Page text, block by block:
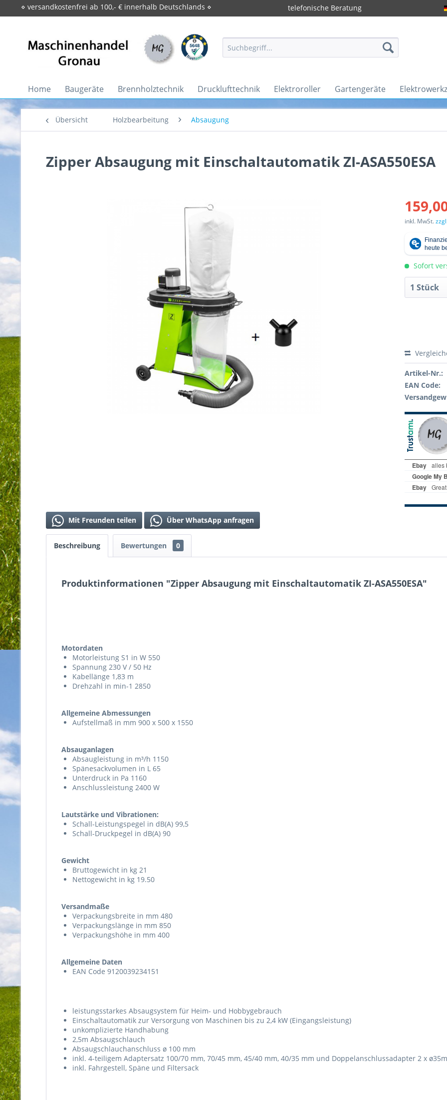
⋄ versandkostenfrei ab 100,- € innerhalb Deutschlands ⋄ telefonische Beratung
Home Baugeräte Brennholztechnik Drucklufttechnik Elektroroller Gartengeräte
Übersicht Holzbearbeitung Absaugung
Zipper Absaugung mit Einschaltautomatik ZI-ASA550ESA
inkl. MwSt.
Sofort
Artikel-Nr.:
EAN Code:
Mit Freunden teilen Über WhatsApp anfragen
Beschreibung Bewertungen 0
Produktinformationen "Zipper Absaugung mit Einschaltautomatik ZI-ASA550ESA"
Motordaten
Motorleistung S1 in W 550
Spannung 230 V / 50 Hz
Kabellänge 1,83 m
Drehzahl in min-1 2850
Allgemeine Abmessungen
Aufstellmaß in mm 900 x 500 x 1550
Absauganlagen
Absaugleistung in m³/h 1150
Spänesackvolumen in L 65
Unterdruck in Pa 1160
Anschlussleistung 2400 W
Lautstärke und Vibrationen:
Schall-Leistungspegel in dB(A) 99,5
Schall-Druckpegel in dB(A) 90
Gewicht
Bruttogewicht in kg 21
Nettogewicht in kg 19.50
Versandmaße
Verpackungsbreite in mm 480
Verpackungslänge in mm 850
Verpackungshöhe in mm 400
Allgemeine Daten
EAN Code 9120039234151
leistungsstarkes Absaugsystem für Heim- und Hobbygebrauch
Einschaltautomatik zur Versorgung von Maschinen bis zu 2,4 kW (Eingangsleistung)
unkomplizierte Handhabung
2,5m Absaugschlauch
Absaugschlauchanschluss ø 100 mm
inkl. 4-teiligem Adaptersatz 100/70 mm, 70/45 mm, 45/40 mm, 40/35 mm und Doppelanschlussadapter 2 x
inkl. Fahrgestell, Späne und Filtersack